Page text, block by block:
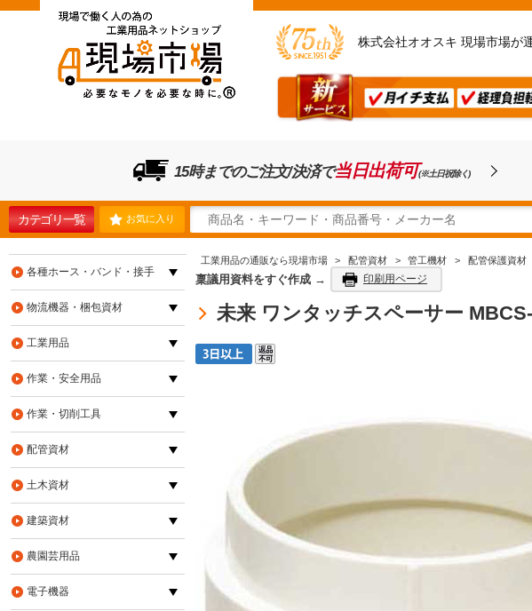
株式会社オオスキ 現場市場が
15時までのご注文/決済で当日出荷可(※土日祝除く)
カテゴリ一覧 お気に入り
工業用品の通販なら現場市場 > 配管資材 > 管工機材 > 配管保護資材
稟議用資料をすぐ作成 → 印刷用ページ
未来 ワンタッチスペーサー
各種ホース・バンド・接手
物流機器・梱包資材
工業用品
作業・安全用品
作業・切削工具
配管資材
土木資材
建築資材
農園芸用品
電子機器